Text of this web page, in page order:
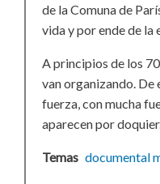
de la Comuna de
vida y por ende de la
A principios de los
van organizando.
fuerza, con mucha
aparecen por
Temas documental